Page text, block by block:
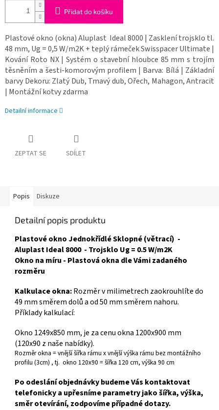
Přidat do košíku
Plastové okno (okna) Aluplast Ideal 8000 | Zasklení trojsklo tl.
48 mm, Ug = 0,5 W/m2K + teplý rámeček Swisspacer Ultimate |
Kování Roto NX | Systém o stavební hloubce 85 mm s trojím
těsněním a šesti-komorovým profilem | Barva: Bílá | Základní
barvy Dekoru: Zlatý Dub, Tmavý dub, Ořech, Mahagon, Antracit
| Montážní kotvy zdarma
Detailní informace
ZEPTAT SE SDÍLET
Popis Diskuze
Detailní popis produktu
Plastové okno Jednokřídlé Sklopné (větrací) -
Aluplast Ideal 8000 - Trojsklo Ug = 0.5 W/m2K
Okno na míru - Plastová okna dle Vámi zadaného
rozměru
Kalkulace okna:Rozměr v milimetrech zaokrouhlíte do
49 mm směrem dolů a od 50 mm směrem nahoru.
Příklady kalkulací:
Okno 1249x850 mm, je za cenu okna 1200x900 mm
(120x90 z naše nabídky).
Rozměr okna = vnější šířka rámu x vnější výška rámu bez montážního
profilu (3cm) , tj. okno 120x90 = šířka 120 cm, výška 90 cm
Po odeslání objednávky budeme Vás kontaktovat
telefonicky a upřesníme parametry jako šířka, výška,
směr otevírání, zodpovíme případné dotazy.